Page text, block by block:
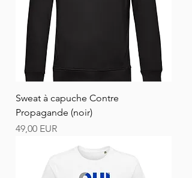
Sweat à capuche Contre
Propagande (noir)
Ár
49,00 EUR